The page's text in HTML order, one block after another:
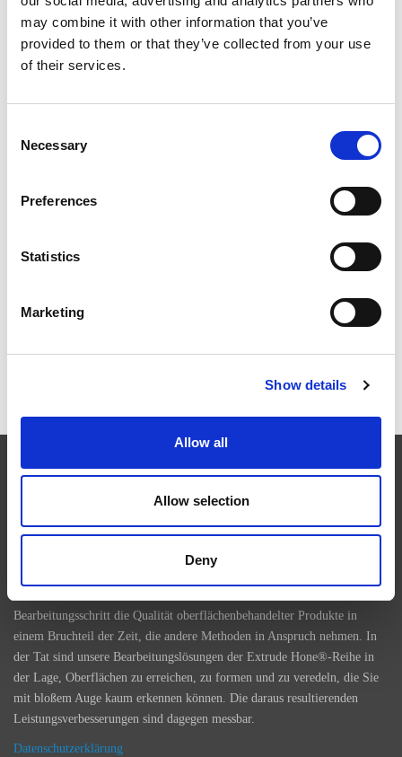
may combine it with other information that you’ve
provided to them or that they’ve collected from your use
of their services.
Selection
Necessary
Preferences
Statistics
Marketing
Show details
Allow all
Allow selection
Deny
WIE EXTRUSAX DIE LEISTUNG DER
RAUMFAHRTINDUSTRIE TRIFFT SICH IN BERLIN
WANDELNDEN INDUSTRIELANDSCHAFT ZURÜCK
EXTRUDE HONE
In Branchen, wie Luft- und Raumfahrt, Automobilbau, Energie und
Medizintechnik, ist die präzise Oberflächenbehandlung zerspanter
Bearbeitungsschritt die Qualität oberflächenbehandelter Produkte in
einem Bruchteil der Zeit, die andere Methoden in Anspruch nehmen. In
der Tat sind unsere Bearbeitungslösungen der Extrude Hone®-Reihe in
der Lage, Oberflächen zu erreichen, zu formen und zu veredeln, die Sie
mit bloßem Auge kaum erkennen können. Die daraus resultierenden
Leistungsverbesserungen sind dagegen messbar.
Datenschutzerklärung